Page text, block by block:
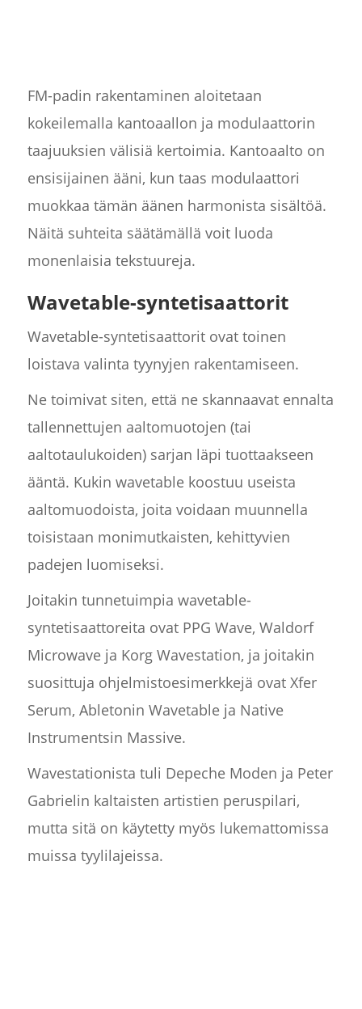
FM-padin rakentaminen aloitetaan
kokeilemalla kantoaallon ja modulaattorin
taajuuksien välisiä kertoimia. Kantoaalto on
ensisijainen ääni, kun taas modulaattori
muokkaa tämän äänen harmonista sisältöä.
Näitä suhteita säätämällä voit luoda
monenlaisia tekstuureja.
Wavetable-syntetisaattorit
Wavetable-syntetisaattorit ovat toinen
loistava valinta tyynyjen rakentamiseen.
Ne toimivat siten, että ne skannaavat ennalta
tallennettujen aaltomuotojen (tai
aaltotaulukoiden) sarjan läpi tuottaakseen
ääntä. Kukin wavetable koostuu useista
aaltomuodoista, joita voidaan muunnella
toisistaan monimutkaisten, kehittyvien
padejen luomiseksi.
Joitakin tunnetuimpia wavetable-
syntetisaattoreita ovat PPG Wave, Waldorf
Microwave ja Korg Wavestation, ja joitakin
suosittuja ohjelmistoesimerkkejä ovat Xfer
Serum, Abletonin Wavetable ja Native
Instrumentsin Massive.
Wavestationista tuli Depeche Moden ja Peter
Gabrielin kaltaisten artistien peruspilari,
mutta sitä on käytetty myös lukemattomissa
muissa tyylilajeissa.